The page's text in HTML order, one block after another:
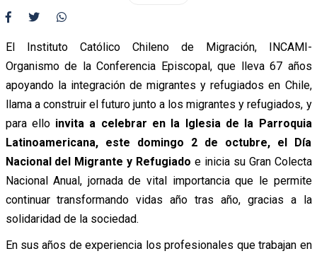
El Instituto Católico Chileno de Migración, INCAMI-
Organismo de la Conferencia Episcopal, que lleva 67 años
apoyando la integración de migrantes y refugiados en Chile,
llama a construir el futuro junto a los migrantes y refugiados, y
para ello invita a celebrar en la Iglesia de la Parroquia
Latinoamericana, este domingo 2 de octubre, el Día
Nacional del Migrante y Refugiado e inicia su Gran Colecta
Nacional Anual, jornada de vital importancia que le permite
continuar transformando vidas año tras año, gracias a la
solidaridad de la sociedad.
En sus años de experiencia los profesionales que trabajan en